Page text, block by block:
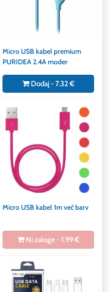
Micro USB kabel premium
PURIDEA 2.4A moder
Dodaj - 7.32 €
Micro USB kabel 1m več barv
Ni zaloge - 1.99 €